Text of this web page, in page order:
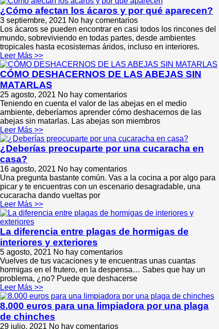
¿Cómo afectan los ácaros y por qué aparecen?
3 septiembre, 2021 No hay comentarios
Los ácaros se pueden encontrar en casi todos los rincones del
mundo, sobreviviendo en todas partes, desde ambientes
tropicales hasta ecosistemas áridos, incluso en interiores.
Leer Más >>
CÓMO DESHACERNOS DE LAS ABEJAS SIN
MATARLAS
25 agosto, 2021 No hay comentarios
Teniendo en cuenta el valor de las abejas en el medio
ambiente, deberíamos aprender cómo deshacernos de las
abejas sin matarlas. Las abejas son miembros
Leer Más >>
¿Deberías preocuparte por una cucaracha en
casa?
16 agosto, 2021 No hay comentarios
Una pregunta bastante común. Vas a la cocina a por algo para
picar y te encuentras con un escenario desagradable, una
cucaracha dando vueltas por
Leer Más >>
La diferencia entre plagas de hormigas de
interiores y exteriores
5 agosto, 2021 No hay comentarios
Vuelves de tus vacaciones y te encuentras unas cuantas
hormigas en el frutero, en la despensa… Sabes que hay un
problema, ¿no? Puede que deshacerse
Leer Más >>
8.000 euros para una limpiadora por una plaga
de chinches
29 julio, 2021 No hay comentarios